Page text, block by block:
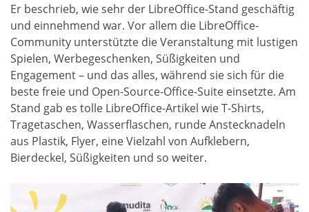
Er beschrieb, wie sehr der LibreOffice-Stand geschäftig
und einnehmend war. Vor allem die LibreOffice-
Community unterstützte die Veranstaltung mit lustigen
Spielen, Werbegeschenken, Süßigkeiten und
Engagement – und das alles, während sie sich für die
beste freie und Open-Source-Office-Suite einsetzte. Am
Stand gab es tolle LibreOffice-Artikel wie T-Shirts,
Tragetaschen, Wasserflaschen, runde Anstecknadeln
aus Plastik, Flyer, eine Vielzahl von Aufklebern,
Bierdeckel, Süßigkeiten und so weiter.